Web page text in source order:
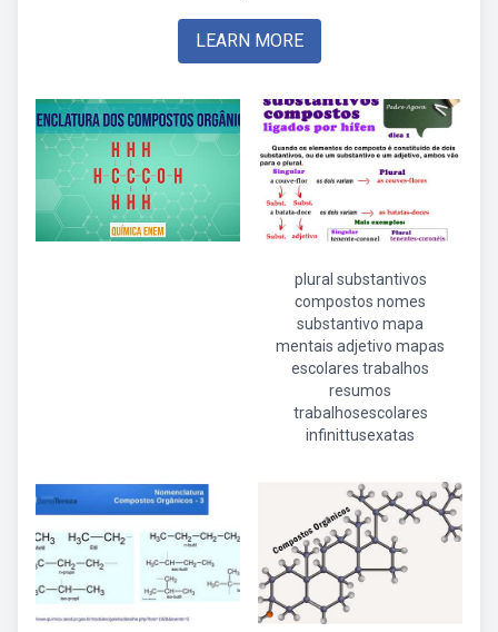
LEARN MORE
plural substantivos
compostos nomes
substantivo mapa
mentais adjetivo mapas
escolares trabalhos
resumos
trabalhosescolares
infinittusexatas